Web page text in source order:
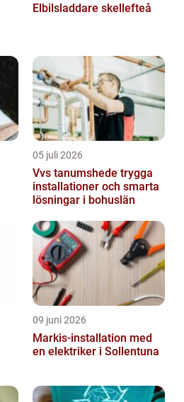
Elbilsladdare skellefteå
05 juli 2026
Vvs tanumshede trygga
installationer och smarta
lösningar i bohuslän
09 juni 2026
Markis-installation med
en elektriker i Sollentuna